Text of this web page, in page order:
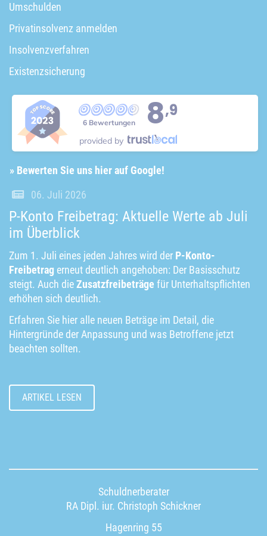
Umschulden
Privatinsolvenz anmelden
Insolvenzverfahren
Existenzsicherung
6 Bewertungen 8,9
provided by
» Bewerten Sie uns hier auf Google!
06. Juli 2026
P-Konto Freibetrag: Aktuelle Werte ab Juli
im Überblick
Zum 1. Juli eines jeden Jahres wird der P-Konto-
Freibetrag erneut deutlich angehoben: Der Basisschutz
steigt. Auch dieZusatzfreibeträge für Unterhaltspflichten
erhöhen sich deutlich.
Erfahren Sie hier alle neuen Beträge im Detail, die
Hintergründe der Anpassung und was Betroffene jetzt
beachten sollten.
ARTIKEL LESEN
Schuldnerberater
RA Dipl. iur. Christoph Schickner
Hagenring 55